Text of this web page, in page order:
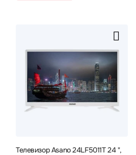
Телевизор Asano 24LF5011T 24 ",